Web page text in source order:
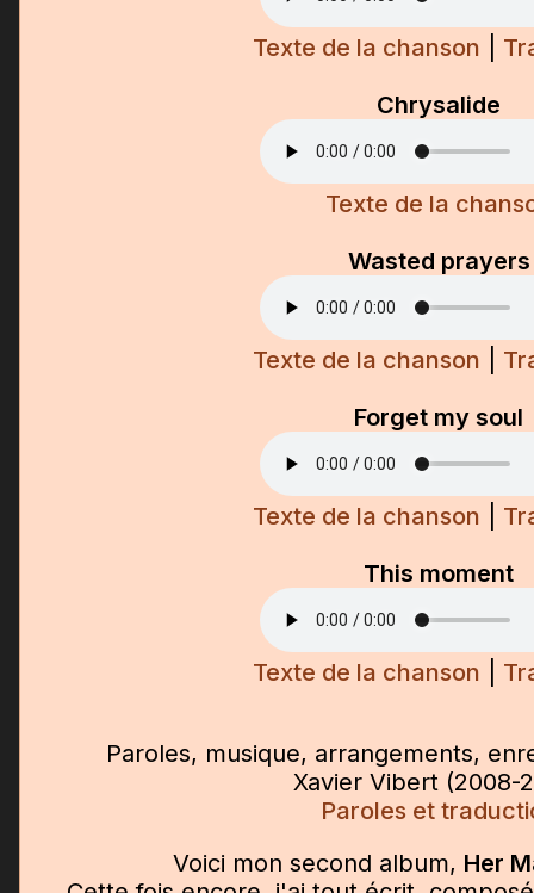
Texte de la chanson
Chrysalide
Texte de la
Wasted prayers
Texte de la chanson
Forget my soul
Texte de la chanson
This moment
Texte de la chanson
Paroles, musique, arrangements,
Xavier Vibert (2008-
Paroles et
Voici mon second album, Her